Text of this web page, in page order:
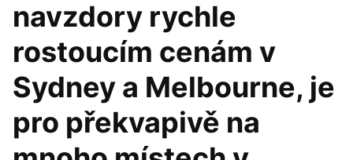
navzdory rychle
rostoucím cenám v
Sydney a Melbourne, je
pro překvapivě na